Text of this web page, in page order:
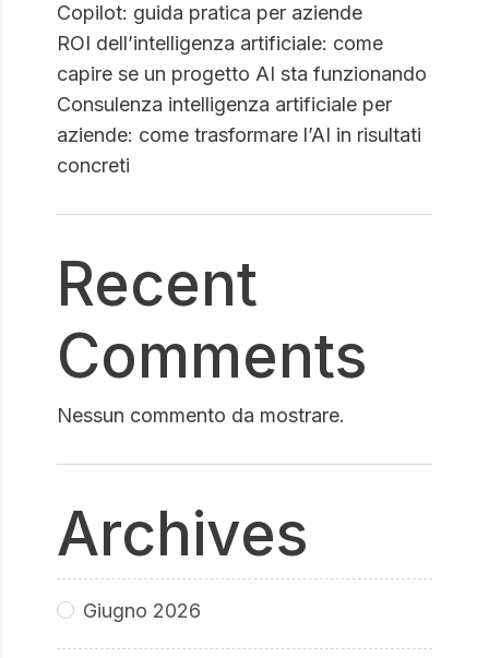
Copilot: guida pratica per aziende
ROI dell’intelligenza artificiale: come
capire se un progetto AI sta funzionando
Consulenza intelligenza artificiale per
aziende: come trasformare l’AI in risultati
concreti
Recent
Comments
Nessun commento da mostrare.
Archives
Giugno 2026